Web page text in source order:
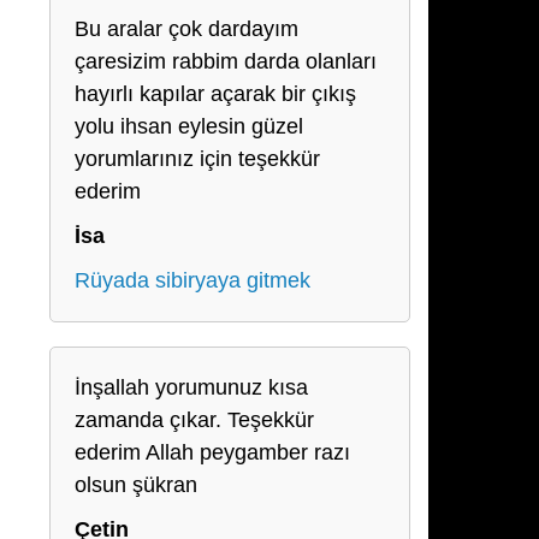
Bu aralar çok dardayım
çaresizim rabbim darda olanları
hayırlı kapılar açarak bir çıkış
yolu ihsan eylesin güzel
yorumlarınız için teşekkür
ederim
İsa
Rüyada sibiryaya gitmek
İnşallah yorumunuz kısa
zamanda çıkar. Teşekkür
ederim Allah peygamber razı
olsun şükran
Çetin